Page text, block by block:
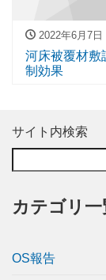
2022年6月7日
河床被覆材敷
制効果
サイト内検索
カテゴリ一
OS報告